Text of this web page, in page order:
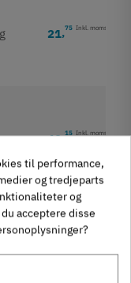
21,75 Inkl. moms
42,15 Inkl. moms
andet angivet i
til performance,
og tredjeparts
og
acceptere disse